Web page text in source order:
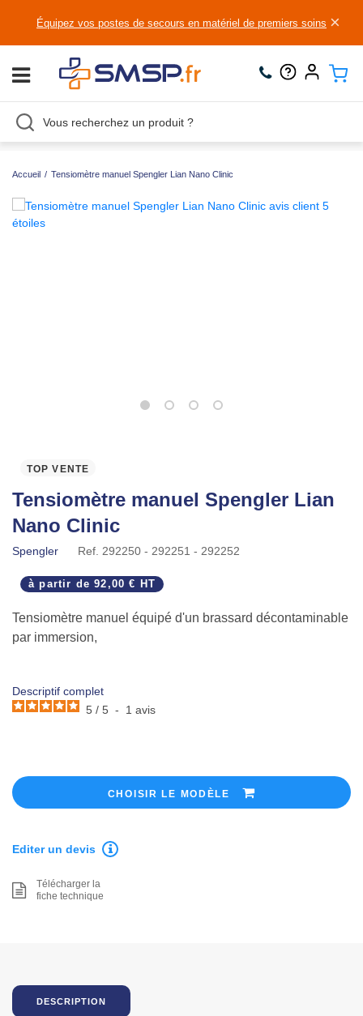
Équipez vos postes de secours en matériel de premiers soins ×
Accueil / Tensiomètre manuel Spengler Lian Nano Clinic
TOP VENTE
Tensiomètre manuel Spengler Lian
Nano Clinic
Spengler Ref. 292250 - 292251 - 292252
à partir de92,00 € HT
Tensiomètre manuel équipé d'un brassard décontaminable
par immersion,
Conçu pour lutter contre les infections croisées,
Descriptif complet
5 / 5 - 1 avis
CHOISIR LE MODÈLE
Editer un devis
Télécharger la
fiche technique
DESCRIPTION